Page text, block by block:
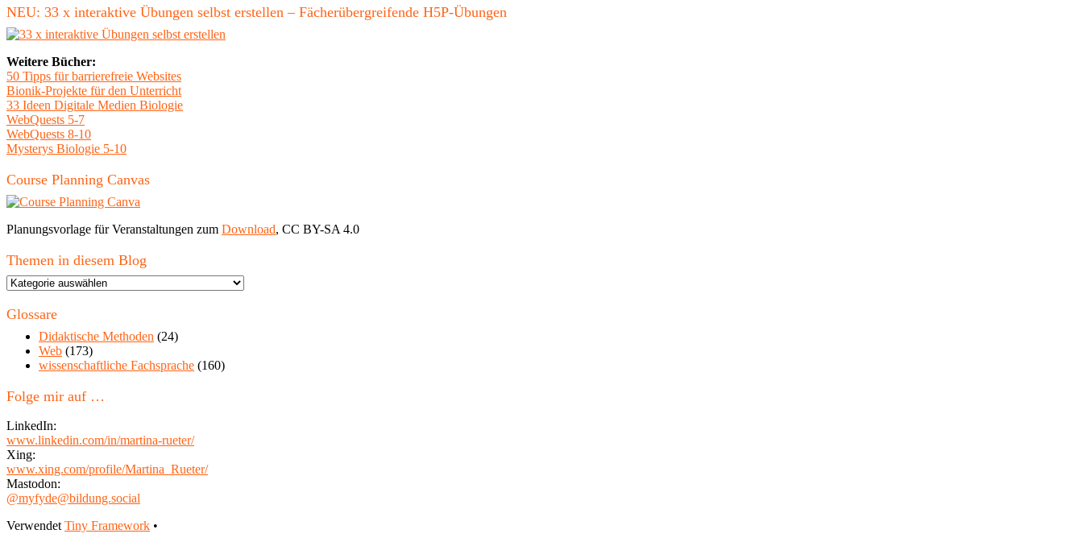
NEU: 33 x interaktive Übungen selbst erstellen – Fächerübergreifende H5P-Übungen
Weitere Bücher:
50 Tipps für barrierefreie Websites
Bionik-Projekte für den Unterricht
33 Ideen Digitale Medien Biologie
WebQuests 5-7
WebQuests 8-10
Mysterys Biologie 5-10
Course Planning Canvas
Planungsvorlage für Veranstaltungen zum Download, CC BY-SA 4.0
Themen in diesem Blog
Themen
diesem
Glossare
Didaktische Methoden (24)
Web (173)
wissenschaftliche Fachsprache (160)
Folge mir auf …
LinkedIn:
www.linkedin.com/in/martina-rueter/
Xing:
www.xing.com/profile/Martina_Rueter/
Mastodon:
@myfyde@bildung.social
Footer
Verwendet Tiny Framework •